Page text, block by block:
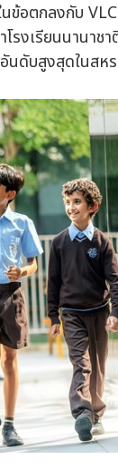
อตกลงกับ
รงเรียนนานา
นดับสูงสุดในส